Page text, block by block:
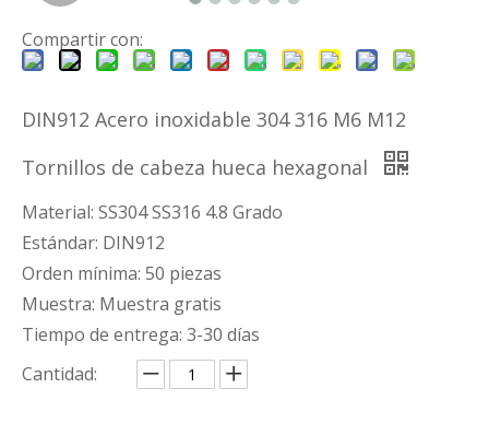
Compartir con:
DIN912 Acero inoxidable 304 316 M6 M12
Tornillos de cabeza hueca hexagonal
Material: SS304 SS316 4.8 Grado
Estándar: DIN912
Orden mínima: 50 piezas
Muestra: Muestra gratis
Tiempo de entrega: 3-30 días
Cantidad: